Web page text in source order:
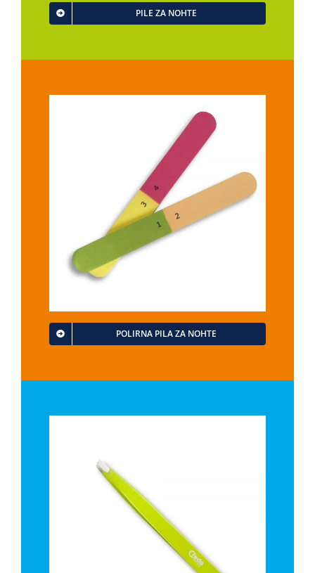
PILE ZA NOHTE
POLIRNA PILA ZA NOHTE